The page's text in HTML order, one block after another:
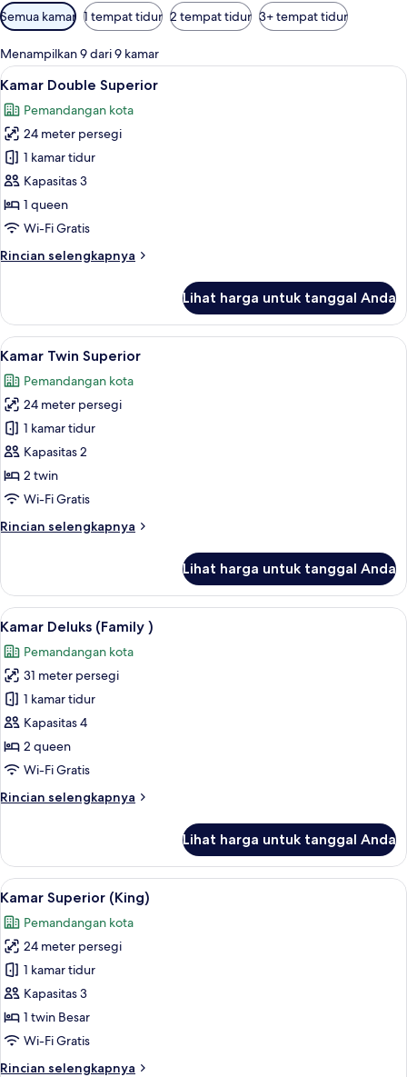
Filter
tersedia
untuk
kamar
Semua kamar 1 tempat tidur 2 tempat tidur 3+ tempat tidur
Menampilkan 9 dari 9 kamar
Lihat
semua
foto
untuk
Kamar
Double
Superior
Kamar Double Superior | Brankas,
5
Kamar Double Superior
Pemandangan kota
24 meter persegi
1 kamar tidur
Kapasitas 3
1 queen
Wi-Fi Gratis
Rincian selengkapnya
Rincian
Kamar
Double
Superior
Lihat harga untuk tanggal Anda
Lihat
semua
foto
untuk
Kamar
Twin
Superior
Kamar Twin Superior | Brankas,
5
Kamar Twin Superior
Pemandangan kota
24 meter persegi
1 kamar tidur
Kapasitas 2
2 twin
Wi-Fi Gratis
Rincian selengkapnya
Rincian
Kamar
Twin
Superior
Lihat harga untuk tanggal Anda
Lihat
semua
foto
untuk
Kamar
Deluks
(Family
)
Kamar Deluks (Family ) | Brankas,
6
Kamar Deluks (Family )
Pemandangan kota
31 meter persegi
1 kamar tidur
Kapasitas 4
2 queen
Wi-Fi Gratis
Rincian selengkapnya
Rincian
Kamar
Deluks
(Family
Lihat harga untuk tanggal Anda
Lihat
semua
foto
untuk
Kamar
Superior
(King)
Kamar Superior (King) | Brankas,
6
Kamar Superior (King)
Pemandangan kota
24 meter persegi
1 kamar tidur
Kapasitas 3
1 twin Besar
Wi-Fi Gratis
Rincian selengkapnya
Rincian